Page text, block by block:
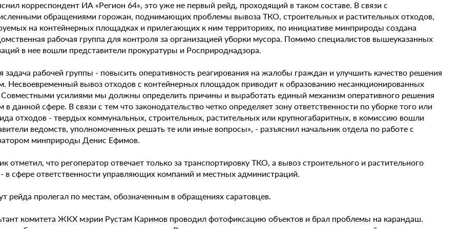
корреспондент ИА «Регион 64», это уже не первый рейд, проходящий в таком составе. В связи с
обращениями горожан, поднимающих проблемы вывоза ТКО, строительных и растительных отходов,
на контейнерных площадках и прилегающих к ним территориях, по инициативе минприроды создана
рабочая группа для контроля за организацией уборки мусора. Помимо специалистов вышеуказанных
в нее вошли представители прокуратуры и Росприроднадзора.
задача рабочей группы - повысить оперативность реагирования на жалобы граждан и улучшить качество решения
Несвоевременный вывоз отходов с контейнерных площадок приводит к образованию несанкционированных
Совместными усилиями мы должны определить причины и выработать единый механизм оперативного решения
в данной сфере. В связи с тем что законодательство четко определяет зону ответственности по уборке того или
отходов - твердых коммунальных, строительных, растительных или крупногабаритных, в комиссию вошли
ведомств, уполномоченных решать те или иные вопросы», - разъяснил начальник отдела по работе с
минприроды Денис Ефимов.
отметил, что регоператор отвечает только за транспортировку ТКО, а вывоз строительного и растительного
в сфере ответственности управляющих компаний и местных администраций.
рейда пролегал по местам, обозначенным в обращениях саратовцев.
комитета ЖКХ мэрии Рустам Каримов проводил фотофиксацию объектов и брал проблемы на карандаш.